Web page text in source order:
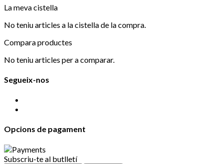
La meva cistella
No teniu articles a la cistella de la compra.
Compara productes
No teniu articles per a comparar.
Segueix-nos
Opcions de pagament
Subscriu-te al butlletí